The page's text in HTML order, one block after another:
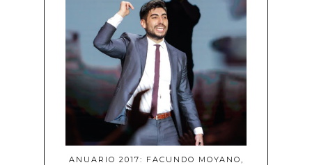
ANUARIO 2017: FACUNDO MOYANO,